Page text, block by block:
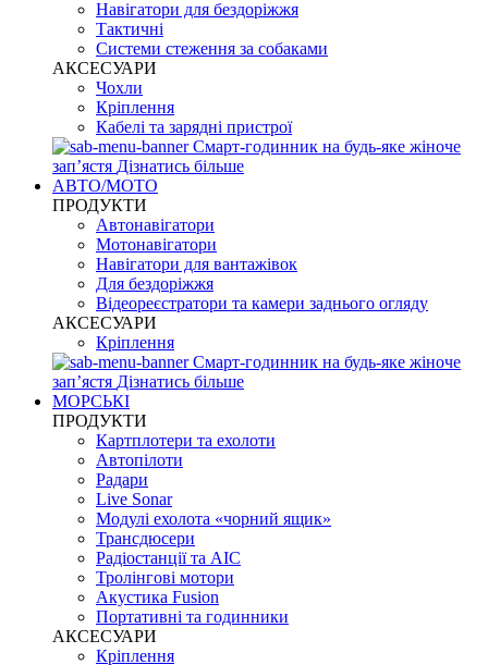
Навігатори для бездоріжжя
Тактичні
Системи стеження за собаками
АКСЕСУАРИ
Чохли
Кріплення
Кабелі та зарядні пристрої
Смарт-годинник на будь-яке жіноче
запʼястя Дізнатись більше
АВТО/МОТО
ПРОДУКТИ
Автонавігатори
Мотонавігатори
Навігатори для вантажівок
Для бездоріжжя
Відеореєстратори та камери заднього огляду
АКСЕСУАРИ
Кріплення
Смарт-годинник на будь-яке жіноче
запʼястя Дізнатись більше
МОРСЬКІ
ПРОДУКТИ
Картплотери та ехолоти
Автопілоти
Радари
Live Sonar
Модулі ехолота «чорний ящик»
Трансдюсери
Радіостанції та АІС
Тролінгові мотори
Акустика Fusion
Портативні та годинники
АКСЕСУАРИ
Кріплення